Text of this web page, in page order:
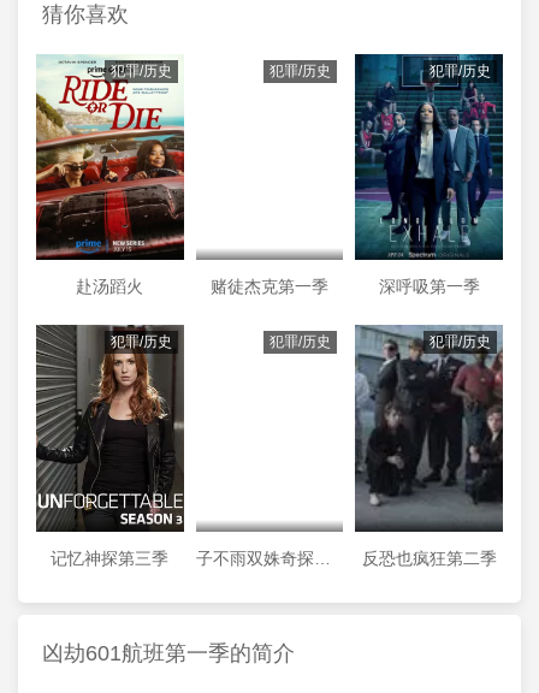
猜你喜欢
犯罪/历史
赴汤蹈火
犯罪/历史
赌徒杰克第一季
犯罪/历史
深呼吸第一季
犯罪/历史
记忆神探第三季
犯罪/历史 犯罪/历史
反恐也疯狂第二季
凶劫601航班第一季的简介